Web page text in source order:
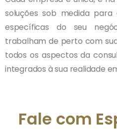
soluções sob medida para
específicas do seu
trabalham de perto com
todos os aspectos da
integrados à sua realidade
Fale com